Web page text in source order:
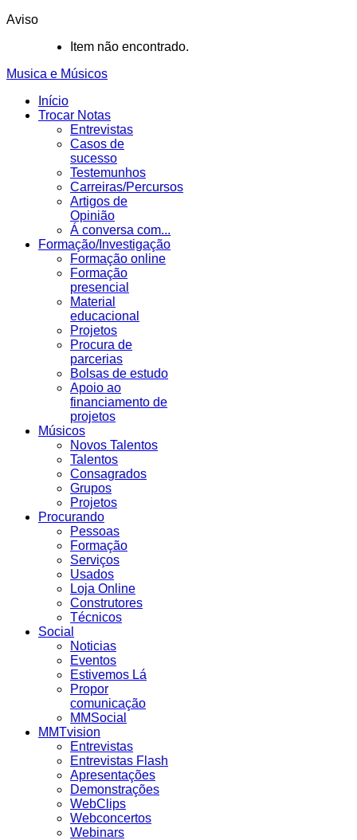
Aviso
Item não encontrado.
Musica e Músicos
Início
Trocar Notas
Entrevistas
Casos de
sucesso
Testemunhos
Carreiras/Percursos
Artigos de
Opinião
Á conversa com...
Formação/Investigação
Formação online
Formação
presencial
Material
educacional
Projetos
Procura de
parcerias
Bolsas de estudo
Apoio ao
financiamento de
projetos
Músicos
Novos Talentos
Talentos
Consagrados
Grupos
Projetos
Procurando
Pessoas
Formação
Serviços
Usados
Loja Online
Construtores
Técnicos
Social
Noticias
Eventos
Estivemos Lá
Propor
comunicação
MMSocial
MMTvision
Entrevistas
Entrevistas Flash
Apresentações
Demonstrações
WebClips
Webconcertos
Webinars